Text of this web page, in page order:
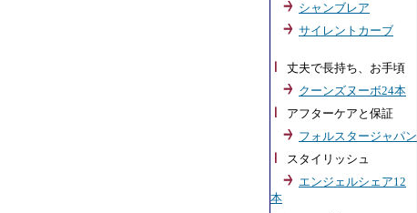
シャンブレア
サイレントカーブ
丈夫で長持ち、お手頃
クーンズヌーボ24本
アフターケアと保証
フォルスタージャパン
スタイリッシュ
エンジェルシェア12
本